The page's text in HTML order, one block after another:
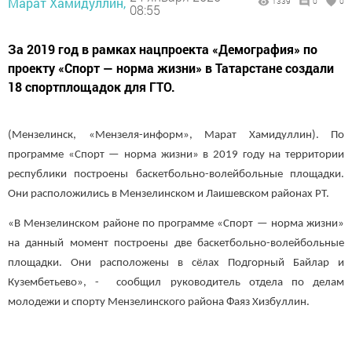
08:55
За 2019 год в рамках нацпроекта «Демография» по
проекту «Спорт — норма жизни» в Татарстане создали
18 спортплощадок для ГТО.
(Мензелинск, «Мензеля-информ», Марат Хамидуллин). По
программе «Спорт — норма жизни» в 2019 году на территории
республики построены баскетбольно-волейбольные площадки.
Они расположились в Мензелинском и Лаишевском районах РТ.
«В Мензелинском районе по программе «Спорт — норма жизни»
на данный момент построены две баскетбольно-волейбольные
площадки. Они расположены в сёлах Подгорный Байлар и
Кузембетьево», - сообщил руководитель отдела по делам
молодежи и спорту Мензелинского района Фаяз Хизбуллин.